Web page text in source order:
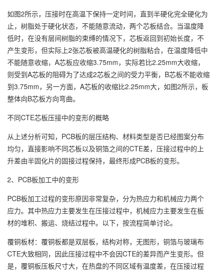
如图2所示，压接时在高温下保持一定时间，直到半硬化完全硬化为
止，树脂处于硬化状态，不能随意流动，两个芯板结合。当温度降
低时，在没有层间树脂的束缚的情况下，芯板返回到初始长度，不
产生变形，但实际上2张芯板被高温硬化的树脂粘合，在温度降低中
不能随意收缩，A芯板应收缩3.75mm，实际若比2.25mm大收缩，
则受到A芯板的阻碍为了达成2芯板之间的受力平衡，B芯板不能收缩
到3.75mm，另一方面，A芯板的收缩比2.25mm大，如图2所示，板
整体向B芯板方向弯曲。
不同CTE芯板压接中的变形的概略
从上述分析可知，PCB板的层压结构、材料类型是否已经图案分布
均匀，直接影响不同芯板以及铜箔之间的CTE差，压接过程中的上
升差由半固化片的固接过程保持，最终形成PCB板的变形。
2、PCB板加工中的变形
PCB板加工过程的变形原因非常复杂，分为热应力和机械应力两个
应力。其中热应力主要发生在压接过程中，机械应力主要发生在板
材的堆积、搬运、烧结过程中。以下，按流程简单讨论。
覆铜板材：覆铜板都是双层板，结构对称，无图形，铜箔与玻璃布
CTE大致相同，因此压接过程中不会因CTE的差异而产生变形。但
是，覆铜板压板尺寸大，在热盘的不同区域有温度差，在压接过程